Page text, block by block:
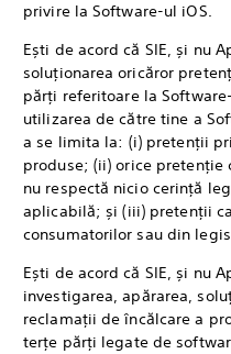
privire la Software-ul iOS.
Ești de acord că SIE, și nu
soluționarea oricăror
părți referitoare la
utilizarea de către tine a
a se limita la: (i) pretenții
produse; (ii) orice pretenție
nu respectă nicio cerință
aplicabilă; și (iii) pretenții
consumatorilor sau din
Ești de acord că SIE, și nu
investigarea, apărarea,
reclamații de încălcare a
terțe părți legate de